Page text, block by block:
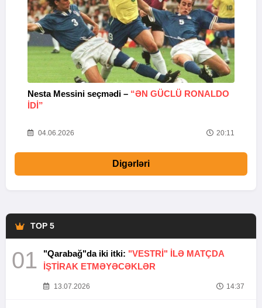
Nesta Messini seçmədi – “ƏN GÜCLÜ RONALDO
IDI”
04.06.2026 20:11
Digərləri
TOP 5
01 "Qarabağ"da iki itki: "VESTRİ" İLƏ MATÇDA
İŞTİRAK ETMƏYƏCƏKLƏR
13.07.2026 14:37